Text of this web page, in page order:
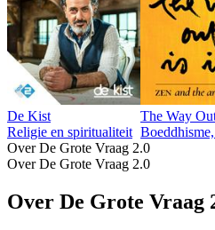
De Kist
Religie en spiritualiteit
The Way
Over De Grote Vraag 2.0
Over De Grote Vraag 2.0
Over De Grote Vraag